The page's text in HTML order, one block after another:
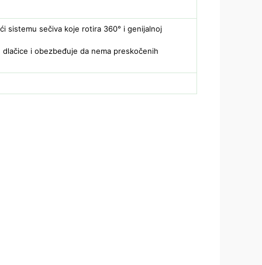
sistemu sečiva koje rotira 360° i genijalnoj
i obezbeđuje da nema preskočenih